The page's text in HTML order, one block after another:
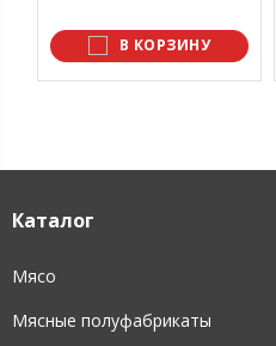
В КОРЗИНУ
Каталог
Мясо
Мясные полуфабрикаты